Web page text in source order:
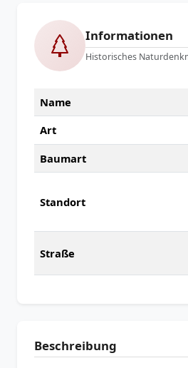
Informationen
Historisches
Name
Art
Baumart
Standort
Straße
Beschreibung